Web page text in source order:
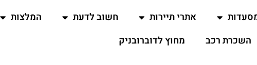
אתרי תיירות חשוב לדעת המלצות
השכרת רכב
מחוץ לדוברובניק